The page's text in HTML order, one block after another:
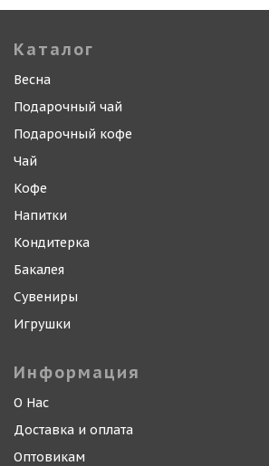
Каталог
Весна
Подарочный чай
Подарочный кофе
Чай
Кофе
Напитки
Кондитерка
Бакалея
Сувениры
Игрушки
Информация
О Нас
Доставка и оплата
Оптовикам